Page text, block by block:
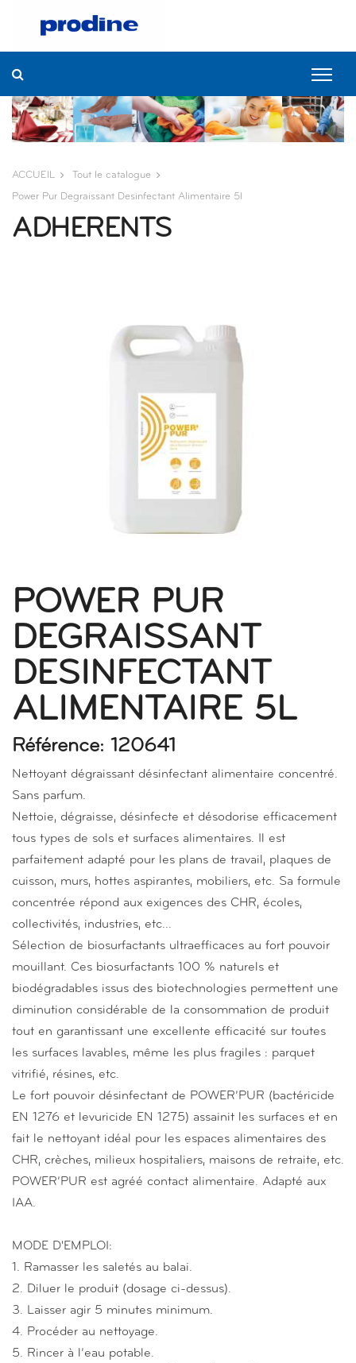
ACCUEIL Tout le catalogue
Power Pur Degraissant Desinfectant Alimentaire 5l
ADHERENTS
POWER PUR
DEGRAISSANT
DESINFECTANT
ALIMENTAIRE 5L
Référence: 120641
Nettoyant dégraissant désinfectant alimentaire concentré.
Sans parfum.
Nettoie, dégraisse, désinfecte et désodorise efficacement
tous types de sols et surfaces alimentaires. Il est
parfaitement adapté pour les plans de travail, plaques de
cuisson, murs, hottes aspirantes, mobiliers, etc. Sa formule
concentrée répond aux exigences des CHR, écoles,
collectivités, industries, etc...
Sélection de biosurfactants ultraefficaces au fort pouvoir
mouillant. Ces biosurfactants 100 % naturels et
biodégradables issus des biotechnologies permettent une
diminution considérable de la consommation de produit
tout en garantissant une excellente efficacité sur toutes
les surfaces lavables, même les plus fragiles : parquet
vitrifié, résines, etc.
Le fort pouvoir désinfectant de POWER’PUR (bactéricide
EN 1276 et levuricide EN 1275) assainit les surfaces et en
fait le nettoyant idéal pour les espaces alimentaires des
CHR, crèches, milieux hospitaliers, maisons de retraite, etc.
POWER’PUR est agréé contact alimentaire. Adapté aux
IAA.
MODE D'EMPLOI:
1. Ramasser les saletés au balai.
2. Diluer le produit (dosage ci-dessus).
3. Laisser agir 5 minutes minimum.
4. Procéder au nettoyage.
5. Rincer à l’eau potable.